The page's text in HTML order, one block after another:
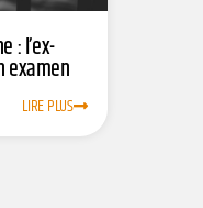
: l’ex-
examen
LIRE PLUS